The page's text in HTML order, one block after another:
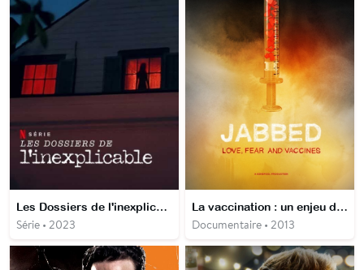
Les Dossiers de l'inexplicable
Série • 2023
La vaccination : un enjeu de santé publique
Documentaire • 2013